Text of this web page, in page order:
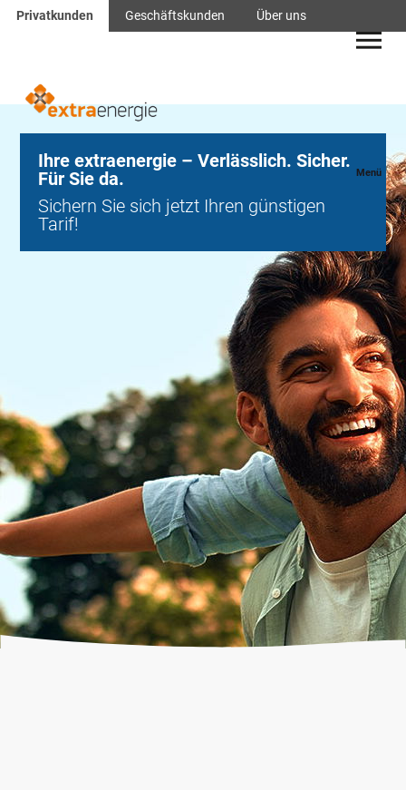
Navigation
überspringen
Privatkunden Geschäftskunden Über uns
Menü
Ihre extraenergie – Verlässlich. Sicher.
Für Sie da.
Sichern Sie sich jetzt Ihren günstigen
Tarif!